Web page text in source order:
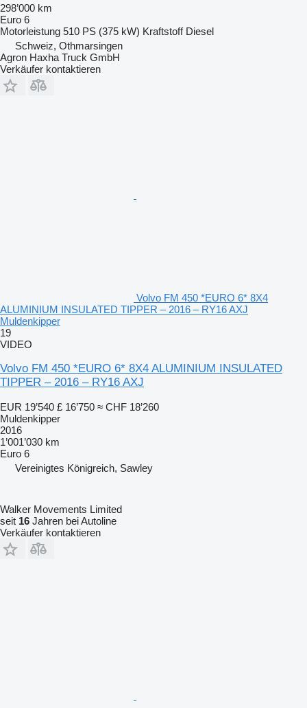
298’000 km
Euro 6
Motorleistung 510 PS (375 kW) Kraftstoff Diesel
Schweiz, Othmarsingen
Agron Haxha Truck GmbH
Verkäufer kontaktieren
Volvo FM 450 *EURO 6* 8X4
ALUMINIUM INSULATED TIPPER – 2016 – RY16 AXJ
Muldenkipper
19
VIDEO
Volvo FM 450 *EURO 6* 8X4 ALUMINIUM INSULATED
TIPPER – 2016 – RY16 AXJ
EUR 19’540 £ 16’750 ≈ CHF 18’260
Muldenkipper
2016
1’001’030 km
Euro 6
Vereinigtes Königreich, Sawley
Walker Movements Limited
seit 16 Jahren bei Autoline
Verkäufer kontaktieren